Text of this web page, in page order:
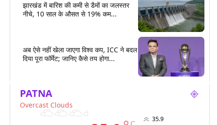
झारखंड में बारिश की कमी से डैमों का जलस्तर
नीचे, 10 साल के औसत से 19% कम...
अब ऐसे नहीं खेला जाएगा विश्व कप, ICC ने बदल
दिया पूरा फॉर्मेट; जानिए कैसे तय होगा...
PATNA
Overcast Clouds
35.9